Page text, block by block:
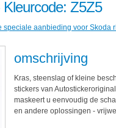
Z5Z5
speciale aanbieding voor Skoda
omschrijving
Kras, steenslag of kleine
stickers van
maskeert u eenvoudig de
en andere oplossingen -